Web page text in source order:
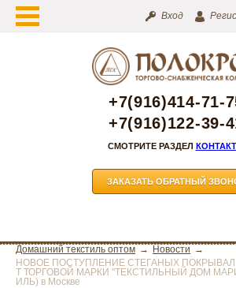
Вход
+7(916)414-71-
+7(916)122-39-
СМОТРИТЕ РАЗДЕЛ
ЗАКАЗАТЬ ОБРАТНЫЙ
Домашний текстиль оптом
Новости
НОВОЕ ПОСТУПЛЕНИЕ СТЕГАНЫХ ПОКРЫВАЛ
Т ТОРГОВОЙ МАРКИ "ТЕКСТИЛЬНЫЙ ДОМ
ИЛЬ) в Москве